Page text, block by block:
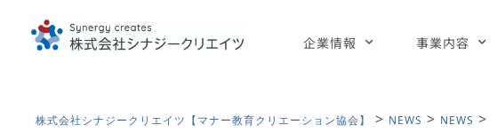
企業情報 事業内容
株式会社シナジークリエイツ【マナー教育クリエーション協会】 > NEWS > NEWS >